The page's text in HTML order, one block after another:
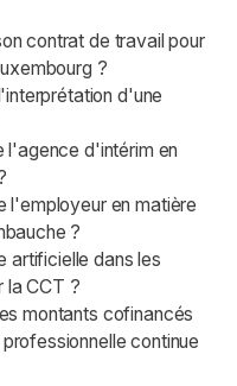
contrat de travail pour
?
d'une
l'agence d'intérim en
l'employeur en matière
?
artificielle dans les
la CCT ?
montants cofinancés
continue